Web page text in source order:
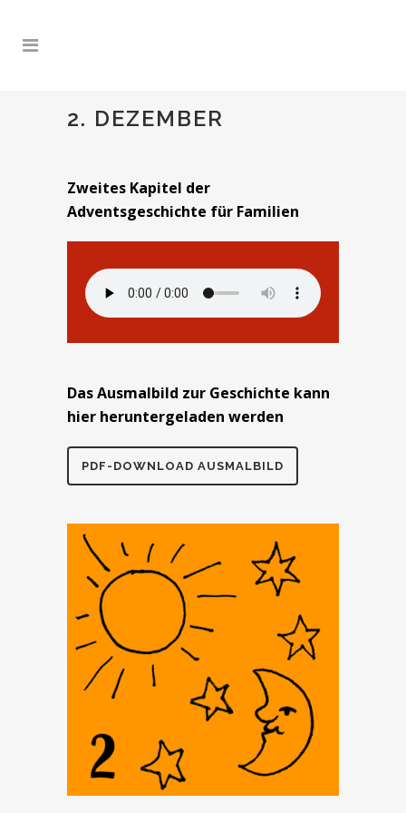
2. DEZEMBER
Zweites Kapitel der
Adventsgeschichte für Familien
Das Ausmalbild zur Geschichte kann
hier heruntergeladen werden
PDF-DOWNLOAD AUSMALBILD